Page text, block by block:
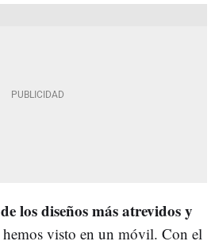
de los diseños más atrevidos y
visto en un móvil. Con el